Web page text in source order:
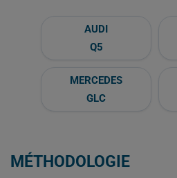
AUDI
Q5
MERCEDES
GLC
MÉTHODOLOGIE